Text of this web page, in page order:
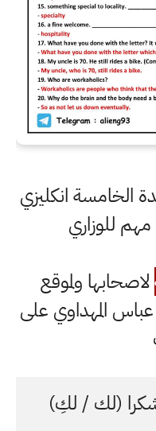
الخامسة انكليزي
للوزاري
لاصحابها ولموقع
المهداوي على
شكرا (لك / لكِ)